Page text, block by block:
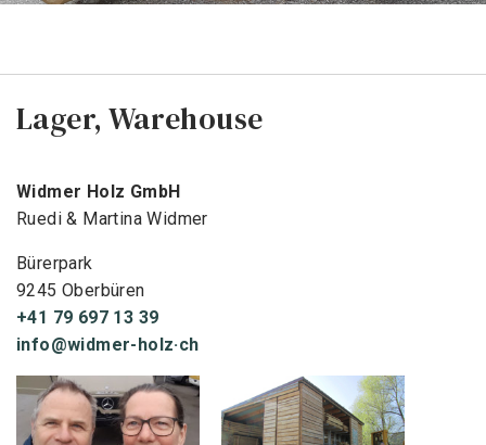
Lager, Warehouse
Widmer Holz GmbH
Ruedi & Martina Widmer
Bürerpark
9245 Oberbüren
+41 79 697 13 39
info@widmer-holz·ch